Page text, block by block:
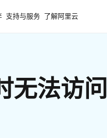
支持与服务 了解阿里云
无法访问